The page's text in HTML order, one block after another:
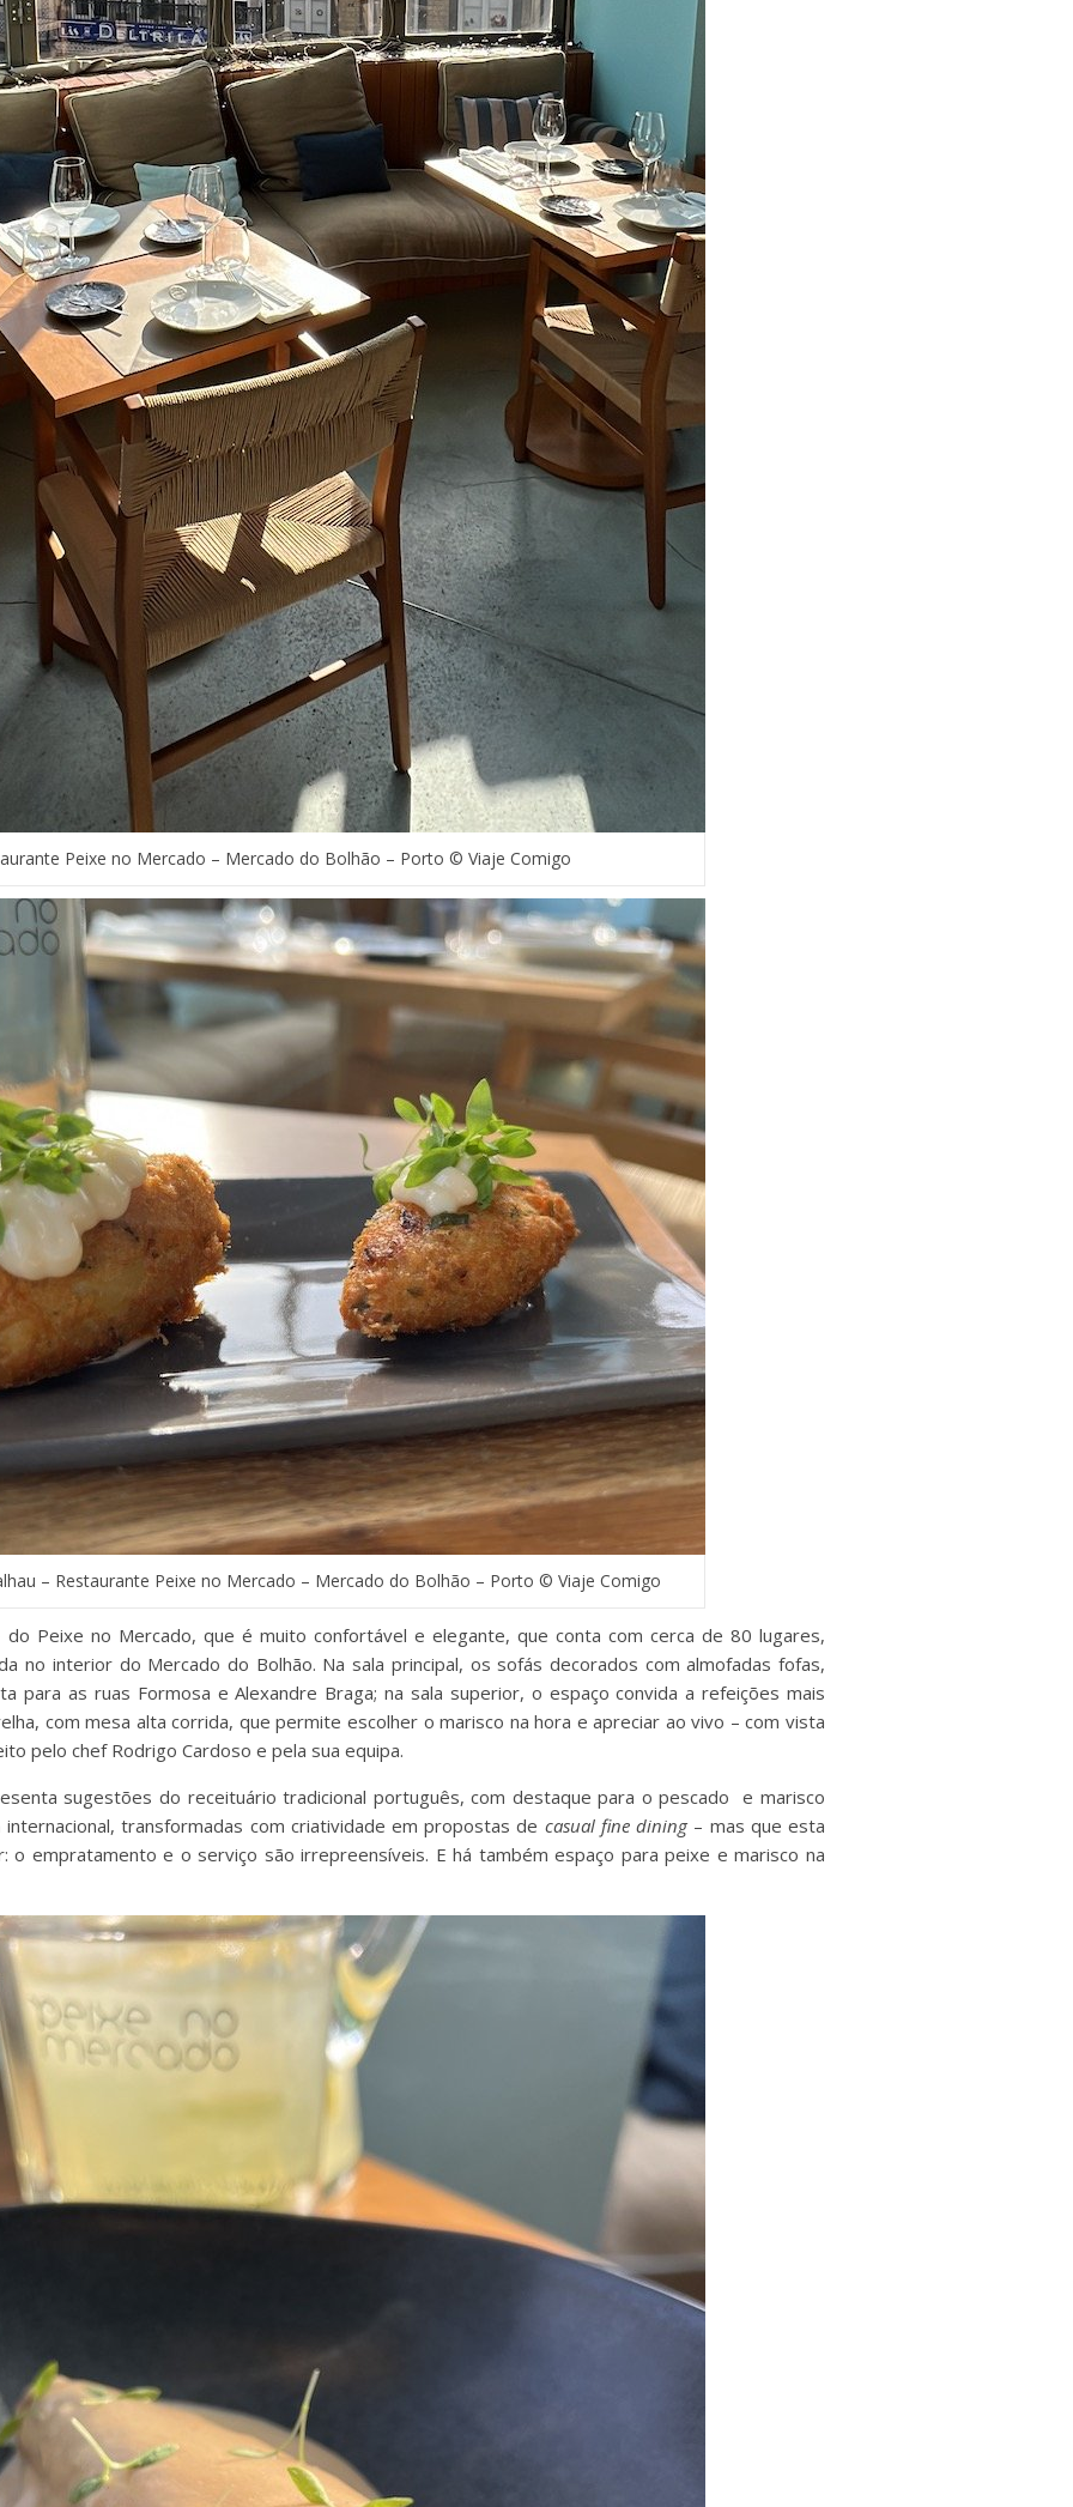
Peixe no Mercado – Mercado do Bolhão – Porto © Viaje Comigo
– Restaurante Peixe no Mercado – Mercado do Bolhão – Porto © Viaje Comigo
Peixe no Mercado, que é muito confortável e elegante, que conta com cerca de 80 lugares,
no interior do Mercado do Bolhão. Na sala principal, os sofás decorados com almofadas fofas,
para as ruas Formosa e Alexandre Braga; na sala superior, o espaço convida a refeições mais
com mesa alta corrida, que permite escolher o marisco na hora e apreciar ao vivo – com vista
pelo chef Rodrigo Cardoso e pela sua equipa.
sugestões do receituário tradicional português, com destaque para o pescado e marisco
internacional, transformadas com criatividade em propostas de casual fine dining – mas que esta
o empratamento e o serviço são irrepreensíveis. E há também espaço para peixe e marisco na